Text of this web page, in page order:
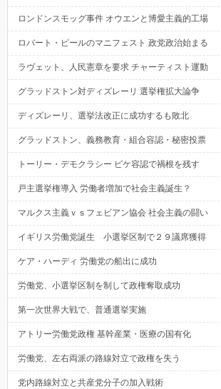
ロンドンスモッグ事件 オウエンと博愛主義的工場
ロバート・ピールのマニフェスト 政党政治始まる
ラヴェット、人民憲章を要求 チャーティスト運動
グラッドストン対ディズレーリ 選挙権拡大論争
ディズレーリ、選挙法改正に成功するも敗北
グラッドストン、義務教育・組合容認・秘密投票
トーリー・デモクラシー ピケ容認で禍根を残す
戸主選挙権導入 労働者増加で社会主義誕生？
マルクス主義ｖｓフェビアン協会 社会主義の闘い
イギリス労働党誕生 小選挙区制で２９議席獲得
ケア・ハーディ 労働党の船出に成功
労働党、小選挙区制を制して政権奪取成功
第一次世界大戦で、普通選挙実施
アトリー労働党政権 基幹産業・医療の国有化
労働党、左右両派の路線対立で政権を失う
党内路線対立と共産党分子の加入戦術